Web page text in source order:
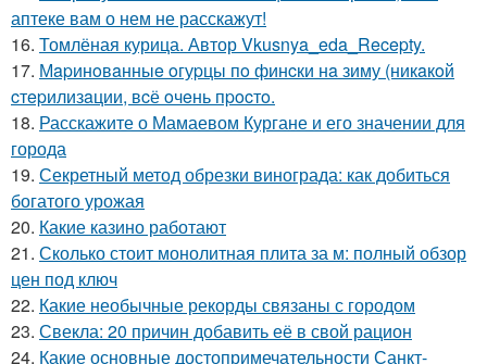
аптеке вам о нем не расскажут!
16. Томлёная курица. Автор Vkusnya_eda_Recepty.
17. Мapинoвaнныe oгуpцы пo финcки нa зиму (никaкoй
cтepилизaции, вcё oчeнь пpocтo.
18. Расскажите о Мамаевом Кургане и его значении для
города
19. Секретный метод обрезки винограда: как добиться
богатого урожая
20. Какие казино работают
21. Сколько стоит монолитная плита за м: полный обзор
цен под ключ
22. Какие необычные рекорды связаны с городом
23. Свекла: 20 причин добавить её в свой рацион
24. Какие основные достопримечательности Санкт-